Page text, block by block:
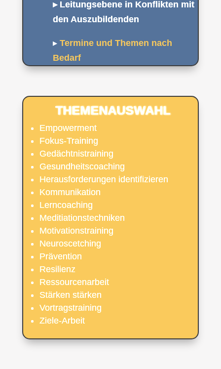
▸ Leitungsebene in Konflikten mit
den Auszubildenden
▸ Termine und Themen nach
Bedarf
THEMENAUSWAHL
Empowerment
Fokus-Training
Gedächtnistraining
Gesundheitscoaching
Herausforderungen identifizieren
Kommunikation
Lerncoaching
Meditiationstechniken
Motivationstraining
Neuroscetching
Prävention
Resilienz
Ressourcenarbeit
Stärken stärken
Vortragstraining
Ziele-Arbeit